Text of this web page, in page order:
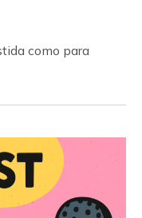
como para